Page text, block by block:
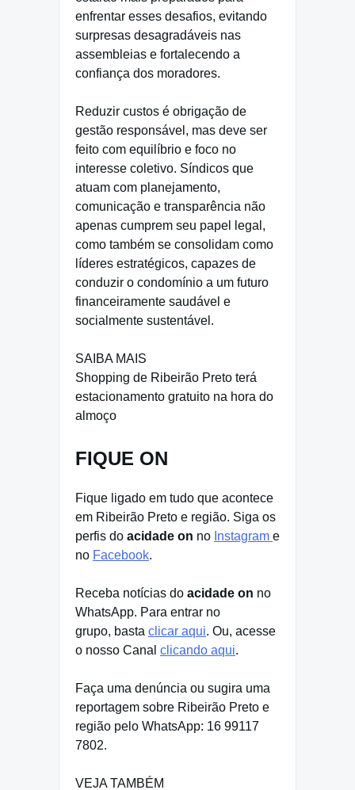
enfrentar esses desafios, evitando
surpresas desagradáveis nas
assembleias e fortalecendo a
confiança dos moradores.
Reduzir custos é obrigação de
gestão responsável, mas deve ser
feito com equilíbrio e foco no
interesse coletivo. Síndicos que
atuam com planejamento,
comunicação e transparência não
apenas cumprem seu papel legal,
como também se consolidam como
líderes estratégicos, capazes de
conduzir o condomínio a um futuro
financeiramente saudável e
socialmente sustentável.
SAIBA MAIS
Shopping de Ribeirão Preto terá
estacionamento gratuito na hora do
almoço
FIQUE ON
Fique ligado em tudo que acontece
em Ribeirão Preto e região. Siga os
perfis do acidade on no Instagram e
no Facebook.
Receba notícias do acidade on no
WhatsApp. Para entrar no
grupo, basta clicar aqui. Ou, acesse
o nosso Canal clicando aqui.
Faça uma denúncia ou sugira uma
reportagem sobre Ribeirão Preto e
região pelo WhatsApp: 16 99117
7802.
VEJA TAMBÉM